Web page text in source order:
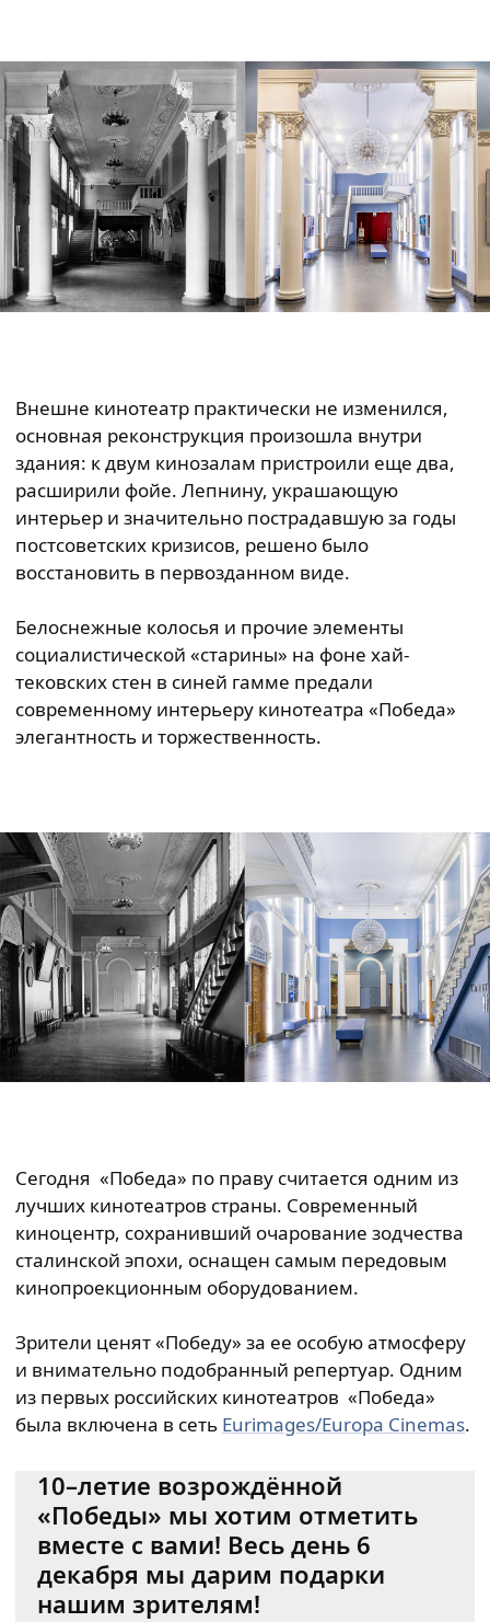
Внешне кинотеатр практически не изменился,
основная реконструкция произошла внутри
здания: к двум кинозалам пристроили еще два,
расширили фойе. Лепнину, украшающую
интерьер и значительно пострадавшую за годы
постсоветских кризисов, решено было
восстановить в первозданном виде.
Белоснежные колосья и прочие элементы
социалистической «старины» на фоне хай-
тековских стен в синей гамме предали
современному интерьеру кинотеатра «Победа»
элегантность и торжественность.
Сегодня «Победа» по праву считается одним из
лучших кинотеатров страны. Современный
киноцентр, сохранивший очарование зодчества
сталинской эпохи, оснащен самым передовым
кинопроекционным оборудованием.
Зрители ценят «Победу» за ее особую атмосферу
и внимательно подобранный репертуар. Одним
из первых российских кинотеатров «Победа»
была включена в сеть Eurimages/Europa Cinemas.
10–летие возрождённой
«Победы» мы хотим отметить
вместе с вами! Весь день 6
декабря мы дарим подарки
нашим зрителям!